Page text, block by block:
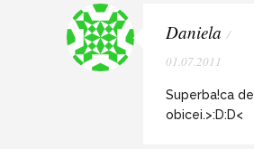
Daniela /
01.07.2011
Superba!ca de
obicei.>:D:D<